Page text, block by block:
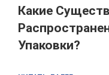
Какие
Упаковки?